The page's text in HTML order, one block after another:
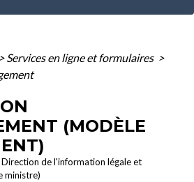
> Services en ligne et formulaires >
(MODÈLE
de l'information légale et
ministre)